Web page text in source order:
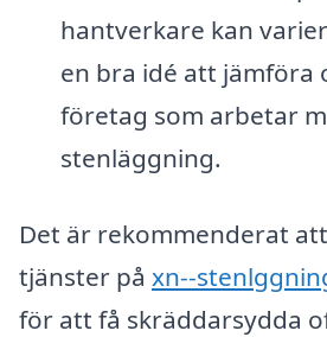
hantverkare kan
en bra idé att jämföra
företag som arbetar
stenläggning.
Det är rekommenderat
tjänster på xn--
för att få skräddarsydda